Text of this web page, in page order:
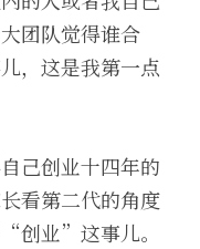
团队觉得谁合
，这是我第一点
己创业十四年的
看第二代的角度
创业”这事儿。